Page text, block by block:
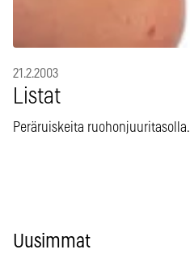
21.2.2003
Listat
Peräruiskeita ruohonjuuritasolla.
Uusimmat